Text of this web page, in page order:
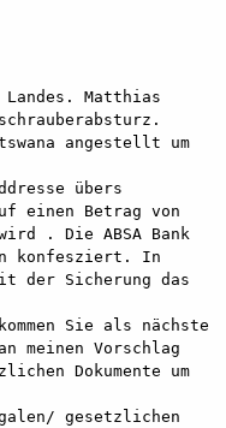
Matthias
angestellt um
übers
einen Betrag von
. Die ABSA Bank
konfesziert. In
der Sicherung das
Sie als nächste
meinen Vorschlag
Dokumente um
gesetzlichen